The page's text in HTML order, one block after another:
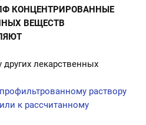
КОНЦЕНТРИРОВАННЫЕ
ВЕЩЕСТВ
других лекарственных
раствору
к рассчитанному